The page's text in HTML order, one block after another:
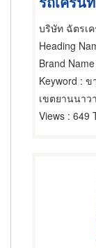
บริษัท ฉัตรเ
Heading
Brand Name
Keyword : ข
เขตยานนาวา
Views : 649